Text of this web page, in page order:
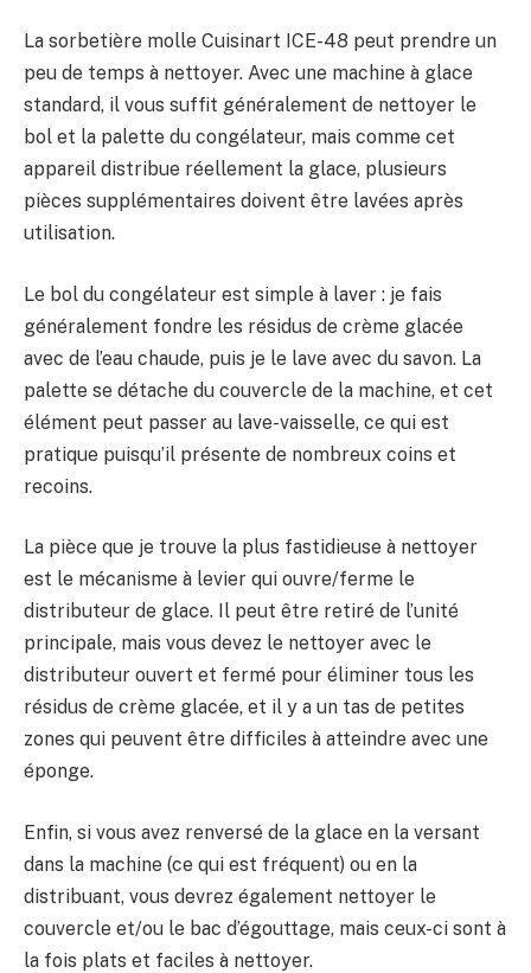
La sorbetière molle Cuisinart ICE-48 peut prendre un
peu de temps à nettoyer. Avec une machine à glace
standard, il vous suffit généralement de nettoyer le
bol et la palette du congélateur, mais comme cet
appareil distribue réellement la glace, plusieurs
pièces supplémentaires doivent être lavées après
utilisation.
Le bol du congélateur est simple à laver : je fais
généralement fondre les résidus de crème glacée
avec de l’eau chaude, puis je le lave avec du savon. La
palette se détache du couvercle de la machine, et cet
élément peut passer au lave-vaisselle, ce qui est
pratique puisqu’il présente de nombreux coins et
recoins.
La pièce que je trouve la plus fastidieuse à nettoyer
est le mécanisme à levier qui ouvre/ferme le
distributeur de glace. Il peut être retiré de l’unité
principale, mais vous devez le nettoyer avec le
distributeur ouvert et fermé pour éliminer tous les
résidus de crème glacée, et il y a un tas de petites
zones qui peuvent être difficiles à atteindre avec une
éponge.
Enfin, si vous avez renversé de la glace en la versant
dans la machine (ce qui est fréquent) ou en la
distribuant, vous devrez également nettoyer le
couvercle et/ou le bac d’égouttage, mais ceux-ci sont à
la fois plats et faciles à nettoyer.